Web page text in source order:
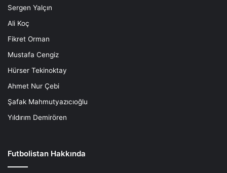
Sergen Yalçın
Ali Koç
Fikret Orman
Mustafa Cengiz
Hürser Tekinoktay
Ahmet Nur Çebi
Şafak Mahmutyazıcıoğlu
Yıldırım Demirören
Futbolistan Hakkında